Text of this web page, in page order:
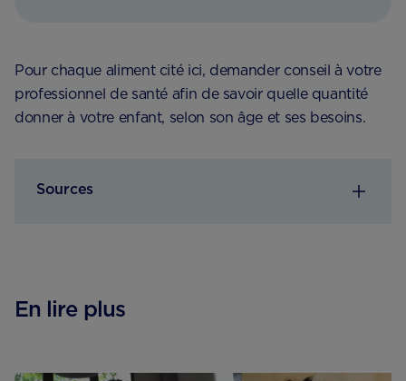
Pour chaque aliment cité ici, demander conseil à votre
professionnel de santé afin de savoir quelle quantité
donner à votre enfant, selon son âge et ses besoins.
Sources
En lire plus